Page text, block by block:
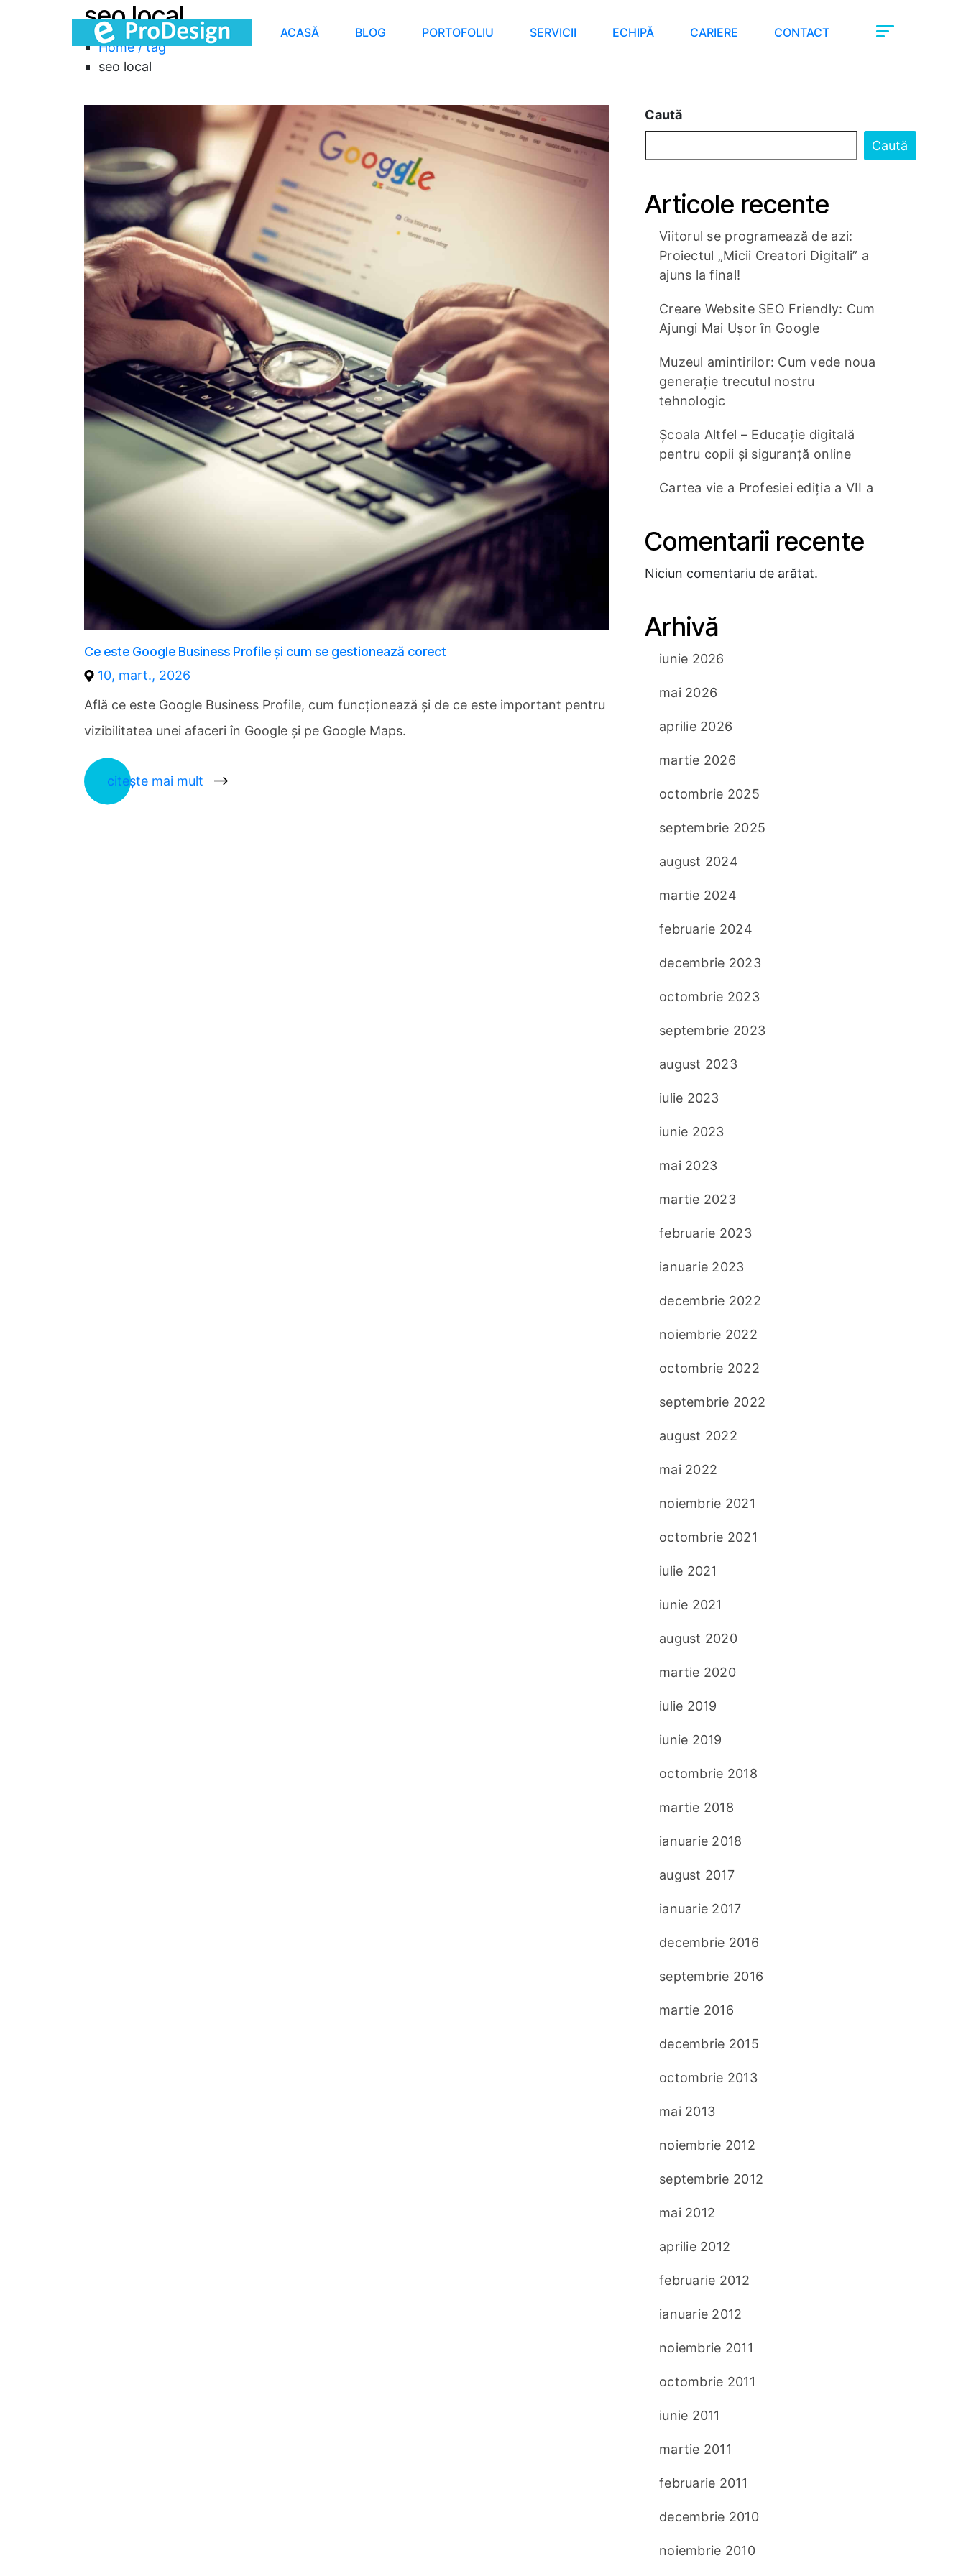
ACASĂ BLOG PORTOFOLIU SERVICII ECHIPĂ CARIERE CONTACT
seo local
Home / tag
seo local
Ce este Google Business Profile și cum se gestionează corect
10, mart., 2026
Află ce este Google Business Profile, cum funcționează și de ce este important pentru
vizibilitatea unei afaceri în Google și pe Google Maps.
citește mai mult
Caută
Caută
Articole recente
Viitorul se programează de azi:
Proiectul „Micii Creatori Digitali” a
ajuns la final!
Creare Website SEO Friendly: Cum
Ajungi Mai Ușor în Google
Muzeul amintirilor: Cum vede noua
generație trecutul nostru
tehnologic
Școala Altfel – Educație digitală
pentru copii și siguranță online
Cartea vie a Profesiei ediția a VII a
Comentarii recente
Niciun comentariu de arătat.
Arhivă
iunie 2026
mai 2026
aprilie 2026
martie 2026
octombrie 2025
septembrie 2025
august 2024
martie 2024
februarie 2024
decembrie 2023
octombrie 2023
septembrie 2023
august 2023
iulie 2023
iunie 2023
mai 2023
martie 2023
februarie 2023
ianuarie 2023
decembrie 2022
noiembrie 2022
octombrie 2022
septembrie 2022
august 2022
mai 2022
noiembrie 2021
octombrie 2021
iulie 2021
iunie 2021
august 2020
martie 2020
iulie 2019
iunie 2019
octombrie 2018
martie 2018
ianuarie 2018
august 2017
ianuarie 2017
decembrie 2016
septembrie 2016
martie 2016
decembrie 2015
octombrie 2013
mai 2013
noiembrie 2012
septembrie 2012
mai 2012
aprilie 2012
februarie 2012
ianuarie 2012
noiembrie 2011
octombrie 2011
iunie 2011
martie 2011
februarie 2011
decembrie 2010
noiembrie 2010